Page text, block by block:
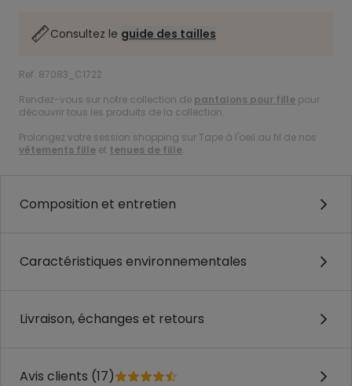
Consultez le guide des tailles
Ref. 87083_C1722
Rendez-vous sur notre collection de pantalons pour fille pour
découvrir tous les produits de la collection.
Prolongez votre session shopping sur Tape à l'oeil au fil de nos
vêtements fille et tenues de fille.
Composition et entretien
Caractéristiques environnementales
Livraison, échanges et retours
Avis clients (17)